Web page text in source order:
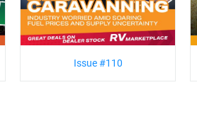
Issue #110